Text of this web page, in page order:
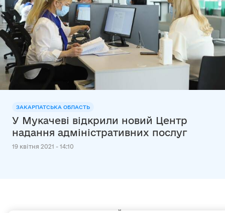
ЗАКАРПАТСЬКА ОБЛАСТЬ
У Мукачеві відкрили новий Центр
надання адміністративних послуг
19 квітня 2021 - 14:10